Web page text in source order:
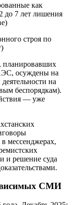
как
до 7 лет лишения
строя по
планировавших
осуждены на
на
беспорядкам).
— уже
мессенджерах,
и решение суда
СМИ